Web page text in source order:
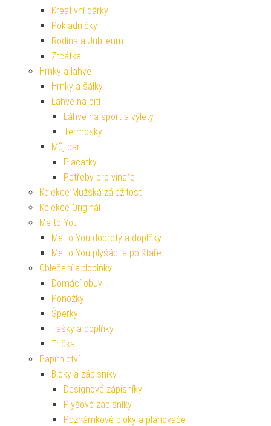
Kreativní dárky
Pokladničky
Rodina a Jubileum
Zrcátka
Hrnky a lahve
Hrnky a šálky
Lahve na pití
Láhve na sport a výlety
Termosky
Můj bar
Placatky
Potřeby pro vinaře
Kolekce Mužská záležitost
Kolekce Originál
Me to You
Me to You dobroty a doplňky
Me to You plyšáci a polštáře
Oblečení a doplňky
Domácí obuv
Ponožky
Šperky
Tašky a doplňky
Trička
Papírnictví
Bloky a zápisníky
Designové zápisníky
Plyšové zápisníky
Poznámkové bloky a plánovače